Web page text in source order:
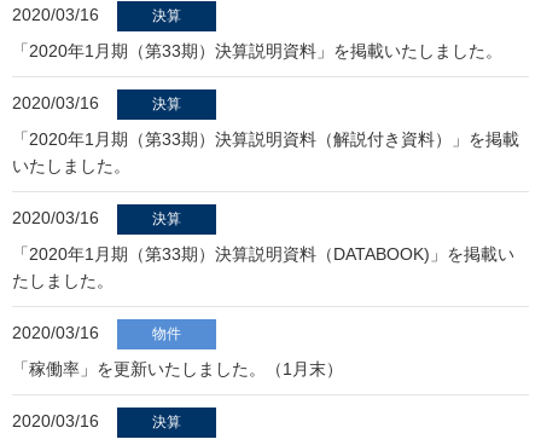
2020/03/16 決算
「2020年1月期（第33期）決算説明資料」を掲載いたしました。
2020/03/16 決算
「2020年1月期（第33期）決算説明資料（解説付き資料）」を掲載
いたしました。
2020/03/16 決算
「2020年1月期（第33期）決算説明資料（DATABOOK)」を掲載い
たしました。
2020/03/16 物件
「稼働率」を更新いたしました。（1月末）
2020/03/16 決算